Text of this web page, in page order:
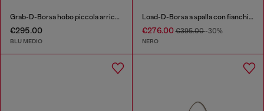
Grab-D-Borsa hobo piccola arricciata in denim trattato
€295.00
BLU MEDIO
Load-D-Borsa a spalla con fianchi Oval D
€276.00€395.00-30%
NERO